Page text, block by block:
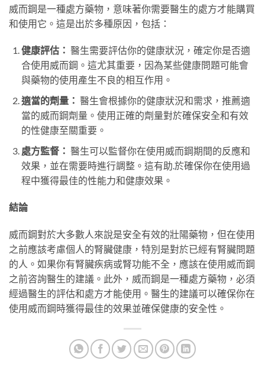
威而鋼是一種處方藥物，意味著你需要醫生的處方才能購買
和使用它。這是出於多種原因，包括：
健康評估： 醫生需要評估你的健康狀況，確定你是否適
合使用威而鋼。這尤其重要，因為某些健康問題可能會
與藥物的使用產生不良的相互作用。
適當的劑量： 醫生會根據你的健康狀況和需求，推薦適
當的威而鋼劑量。使用正確的劑量對於確保安全和有效
的性健康至關重要。
處方監督： 醫生可以監督你在使用威而鋼期間的反應和
效果，並在需要時進行調整。這有助 於確保你在使用過
程中獲得最佳的性能力和健康效果。
結論
威而鋼對於大多數人來說是安全有效的壯陽藥物，但在使用
之前應該考慮個人的腎臟健康，特別是對於已經有腎臟問題
的人。如果你有腎臟疾病或腎功能不全，應該在使用威而鋼
之前咨詢醫生的建議。此外，威而鋼是一種處方藥物，必須
經過醫生的評估和處方才能使用。醫生的建議可以確保你在
使用威而鋼時獲得最佳的效果並確保健康的安全性。